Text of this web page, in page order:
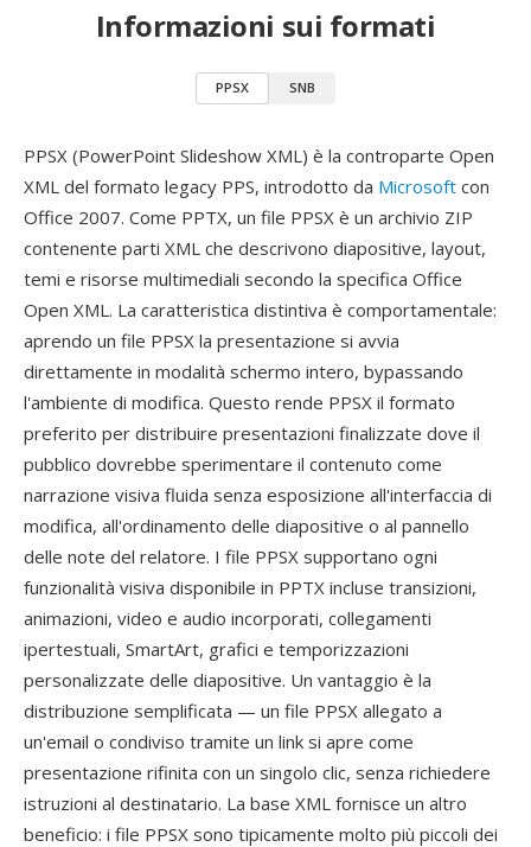
Informazioni sui formati
PPSX SNB
PPSX (PowerPoint Slideshow XML) è la controparte Open
XML del formato legacy PPS, introdotto da Microsoft con
Office 2007. Come PPTX, un file PPSX è un archivio ZIP
contenente parti XML che descrivono diapositive, layout,
temi e risorse multimediali secondo la specifica Office
Open XML. La caratteristica distintiva è comportamentale:
aprendo un file PPSX la presentazione si avvia
direttamente in modalità schermo intero, bypassando
l'ambiente di modifica. Questo rende PPSX il formato
preferito per distribuire presentazioni finalizzate dove il
pubblico dovrebbe sperimentare il contenuto come
narrazione visiva fluida senza esposizione all'interfaccia di
modifica, all'ordinamento delle diapositive o al pannello
delle note del relatore. I file PPSX supportano ogni
funzionalità visiva disponibile in PPTX incluse transizioni,
animazioni, video e audio incorporati, collegamenti
ipertestuali, SmartArt, grafici e temporizzazioni
personalizzate delle diapositive. Un vantaggio è la
distribuzione semplificata — un file PPSX allegato a
un'email o condiviso tramite un link si apre come
presentazione rifinita con un singolo clic, senza richiedere
istruzioni al destinatario. La base XML fornisce un altro
beneficio: i file PPSX sono tipicamente molto più piccoli dei